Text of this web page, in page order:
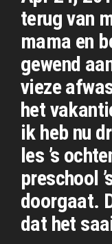
terug van
mama en
gewend
vieze
het
ik heb nu
les ’s
preschool
doorgaat.
dat het